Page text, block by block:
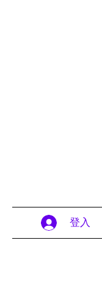
登入